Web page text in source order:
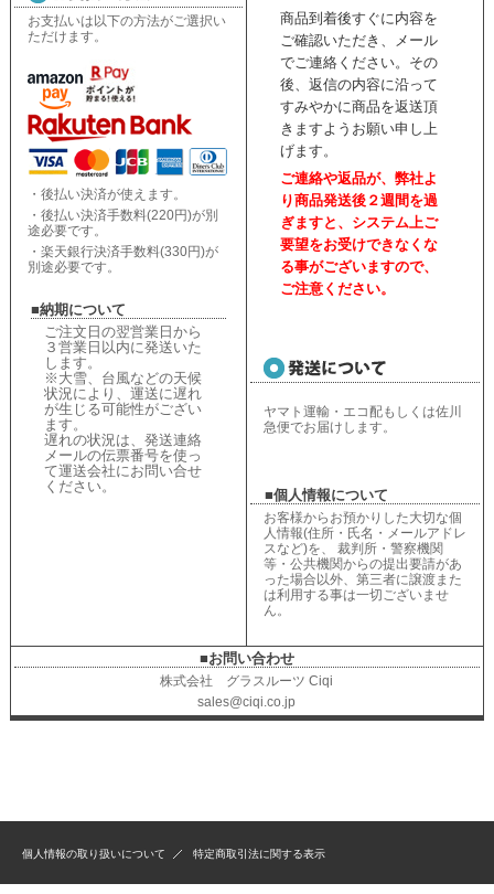
お支払いは以下の方法がご選択い
ただけます。
・後払い決済が使えます。
・後払い決済手数料(220円)が別
途必要です。
・楽天銀行決済手数料(330円)が
別途必要です。
■納期について
ご注文日の翌営業日から
３営業日以内に発送いた
します。
※大雪、台風などの天候
状況により、 運送に遅れ
が生じる可能性がござい
ます。
遅れの状況は、 発送連絡
メールの伝票番号を使っ
て運送会社にお問い合せ
ください。
商品到着後すぐに内容を
ご確認いただき、
メール
でご連絡ください。 その
後、返信の内容に沿って
すみやかに商品を返送頂
きますようお願い申し上
げます。
ご連絡や返品が、弊社よ
り商品発送後２週間を過
ぎますと、 システム上ご
要望をお受けできなくな
る事がございますので、
ご注意ください。
ヤマト運輸・エコ配もしくは佐川
急便でお届けします。
■個人情報について
お客様からお預かりした大切な個
人情報(住所・氏名・メールアドレ
スなど)を、 裁判所・警察機関
等・公共機関からの提出要請があ
った場合以外、第三者に譲渡また
は利用する事は一切ございませ
ん。
■お問い合わせ
株式会社 グラスルーツ Ciqi
sales@ciqi.co.jp
個人情報の取り扱いについて 特定商取引法に関する表示